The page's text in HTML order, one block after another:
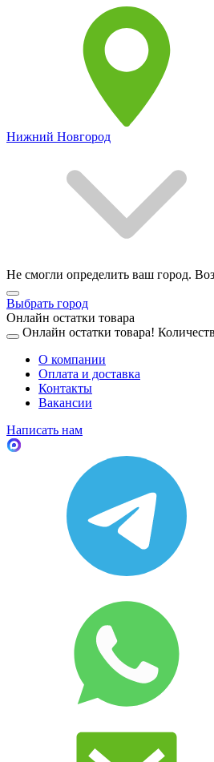
Нижний Новгород
Не смогли определить ваш город.
Выбрать город
Онлайн остатки товара
Онлайн остатки товара!
О компании
Оплата и доставка
Контакты
Вакансии
Написать нам